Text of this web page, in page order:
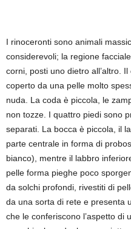
I rinoceronti sono animali
considerevoli; la regione
corni, posti uno dietro all’altro.
coperto da una pelle molto
nuda. La coda è piccola, le
non tozze. I quattro piedi sono
separati. La bocca è piccola, il
parte centrale in forma di
bianco), mentre il labbro
pelle forma pieghe poco
da solchi profondi, rivestiti di
da una sorta di rete e presenta
che le conferiscono l’aspetto di